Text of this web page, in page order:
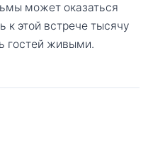
может оказаться
к этой встрече тысячу
гостей живыми.